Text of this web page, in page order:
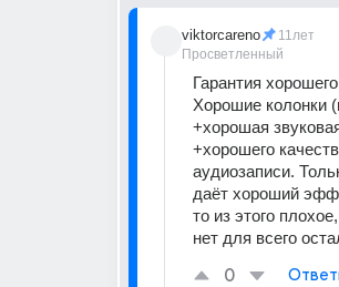
viktorcareno
Просветленный
11лет
Гарантия
Хорошие колонки
+хорошая
+хорошего
аудиозаписи.
даёт хороший
то из этого
нет для всего
0